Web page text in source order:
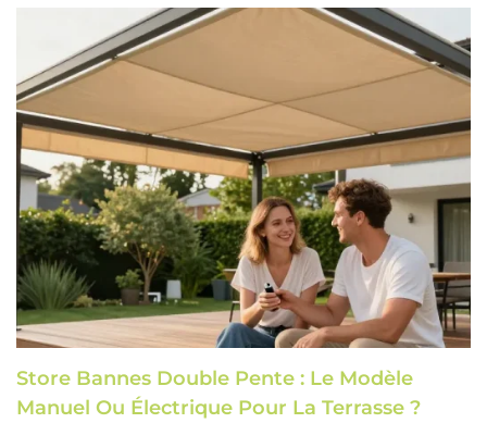
Store Bannes Double Pente : Le Modèle
Manuel Ou Électrique Pour La Terrasse ?